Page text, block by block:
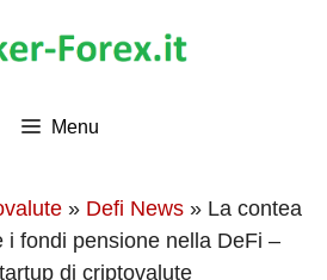
Menu
» Defi News » La contea
i fondi pensione nella DeFi –
di criptovalute